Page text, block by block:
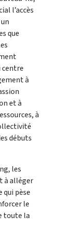
l’accès
que
à
et à
à
débuts
les
à alléger
pèse
le
toute la